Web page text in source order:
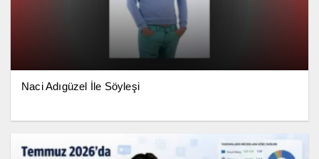
Naci Adıgüzel İle Söyleşi